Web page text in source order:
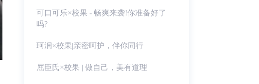
可口可乐×校果 - 畅爽来袭!你准备好了
吗?
珂润×校果|亲密呵护，伴你同行
屈臣氏×校果 | 做自己，美有道理